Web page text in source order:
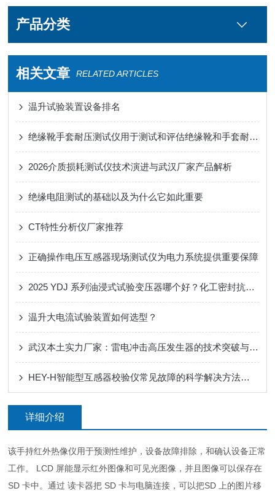
产品分类
相关文章 RELATED ARTICLES
温升试验装置设备排名
绝缘靴手套耐压测试仪用于测试和评估绝缘靴和手套耐压性能
2026介质损耗测试仪技术演进与武汉厂家产品解析
绝缘电阻测试的基础以及为什么它如此重要
CT特性分析仪厂家推荐
正确操作电压互感器现场测试仪为电力系统提供重要保障
2025 YDJ 系列油浸式试验变压器哪个好？化工密封抗扰 + 轻量化选武汉特高压
温升大电流试验装置如何选型？
武汉本土实力厂家：雷电冲击高压发生器的技术突破与应用
HEY-H智能型互感器校验仪常见故障的科学解决方法分享
详细介绍
该手持红外热像仪用于预测性维护，设备故障排除，和确认设备正常
工作。 LCD 屏能显示红外图像和可见光图像，并且图像可以保存在
SD 卡中。通过 读卡器把 SD 卡与电脑连接，可以把SD 上的图片移